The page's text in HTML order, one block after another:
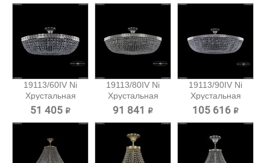
19113/60IV Ni
Хрустальная
потолочная...
51 405 ₽
19113/80IV Ni
Хрустальная
потолочная...
91 841 ₽
19113/90IV Ni
Хрустальная
потолочная...
105 616 ₽